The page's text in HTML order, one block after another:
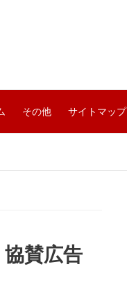
その他 サイトマップ
協賛広告